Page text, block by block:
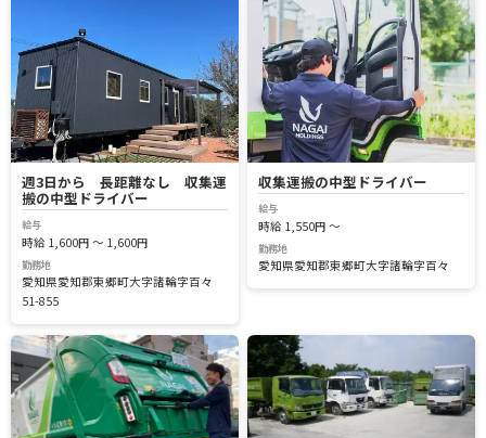
週3日から 長距離なし 収集運
搬の中型ドライバー
給与
時給 1,600円 ～ 1,600円
勤務地
愛知県愛知郡東郷町大字諸輪字百々
51-855
収集運搬の中型ドライバー
給与
時給 1,550円 ～
勤務地
愛知県愛知郡東郷町大字諸輪字百々